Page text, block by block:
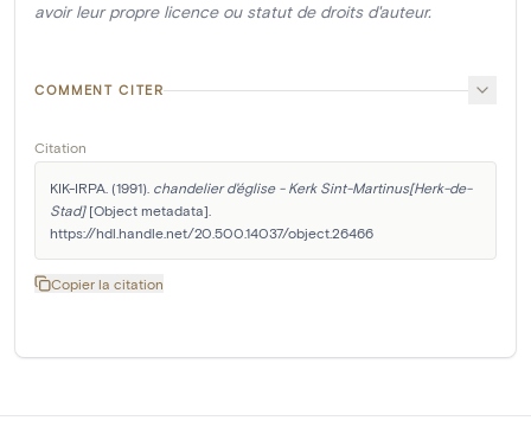
avoir leur propre licence ou statut de droits d'auteur.
COMMENT CITER
Citation
KIK-IRPA. (1991). chandelier d'église - Kerk Sint-Martinus[Herk-de-
Stad] [Object metadata].
https://hdl.handle.net/20.500.14037/object.26466
Copier la citation